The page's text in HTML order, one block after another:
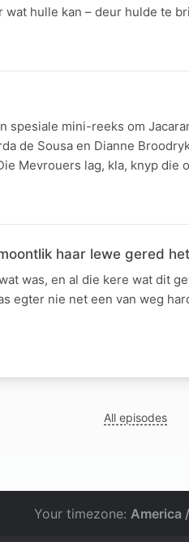
wat hulle kan – deur hulde te
spesiale mini-reeks om
de Sousa en Dianne
Mevrouers lag, kla, knyp die
haar lewe gered het
was, en al die kere wat dit
egter nie net een van weg
All episodes
Your timezone: America